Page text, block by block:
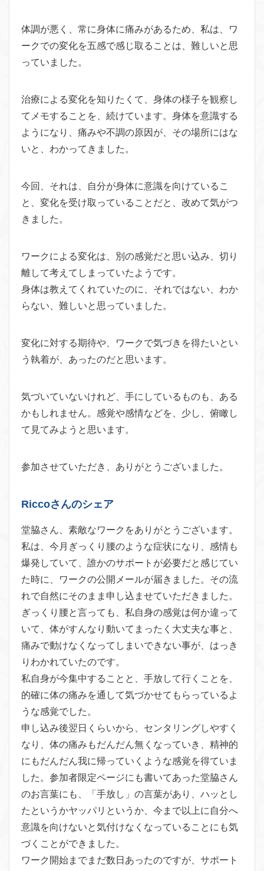
体調が悪く、常に身体に痛みがあるため、私は、ワ
ークでの変化を五感で感じ取ることは、難しいと思
っていました。
治療による変化を知りたくて、身体の様子を観察し
てメモすることを、続けています。身体を意識する
ようになり、痛みや不調の原因が、その場所にはな
いと、わかってきました。
今回、それは、自分が身体に意識を向けているこ
と、変化を受け取っていることだと、改めて気がつ
きました。
ワークによる変化は、別の感覚だと思い込み、切り
離して考えてしまっていたようです。
身体は教えてくれていたのに、それではない、わか
らない、難しいと思っていました。
変化に対する期待や、ワークで気づきを得たいとい
う執着が、あったのだと思います。
気づいていないけれど、手にしているものも、ある
かもしれません。感覚や感情などを、少し、俯瞰し
て見てみようと思います。
参加させていただき、ありがとうございました。
Riccoさんのシェア
堂脇さん、素敵なワークをありがとうございます。
私は、今月ぎっくり腰のような症状になり、感情も
爆発していて、誰かのサポートが必要だと感じてい
た時に、ワークの公開メールが届きました。その流
れで自然にそのまま申し込ませていただきました。
ぎっくり腰と言っても、私自身の感覚は何か違って
いて、体がすんなり動いてまったく大丈夫な事と、
痛みで動けなくなってしまいできない事が、はっき
りわかれていたのです。
私自身が今集中することと、手放して行くことを、
的確に体の痛みを通して気づかせてもらっているよ
うな感覚でした。
申し込み後翌日くらいから、センタリングしやすく
なり、体の痛みもだんだん無くなっていき、精神的
にもだんだん我に帰っていくような感覚を得ていま
した。参加者限定ページにも書いてあった堂脇さん
のお言葉にも、「手放し」の言葉があり、ハッとし
たというかヤッパリというか、今まで以上に自分へ
意識を向けないと気付けなくなっていることにも気
づくことができました。
ワーク開始までまだ数日あったのですが、サポート